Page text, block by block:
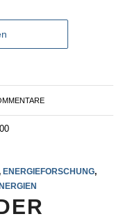
,ENERGIEFORSCHUNG